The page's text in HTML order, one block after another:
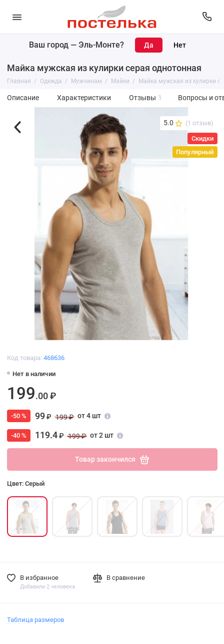
Ваш город — Эль-Монте?
Майка мужская из кулирки серая однотонная
Главная Одежда Мужчинам Майки Майка мужская из кулирки
Описание Характеристики Отзывы 1 Вопросы и
5.0 (1 отзыв)
Скидки
Популярный
Код товара: 468636
Нет в наличии
199.00 ₽
-50 % 99₽ 199 ₽ от 4 шт
-40 % 119.4₽ 199 ₽ от 2 шт
Товар закончился
Цвет: Серый
В избранное
Добавили 2 человека
В сравнение
Таблица размеров